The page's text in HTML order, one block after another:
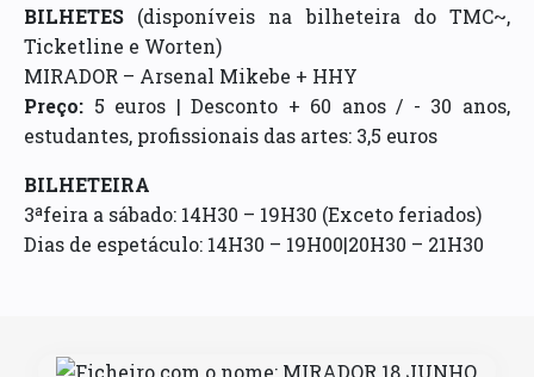
BILHETES (disponíveis na bilheteira do TMC~,
Ticketline e Worten)
MIRADOR – Arsenal Mikebe + HHY
Preço: 5 euros | Desconto + 60 anos / - 30 anos,
estudantes, profissionais das artes: 3,5 euros
BILHETEIRA
3ªfeira a sábado: 14H30 – 19H30 (Exceto feriados)
Dias de espetáculo: 14H30 – 19H00|20H30 – 21H30